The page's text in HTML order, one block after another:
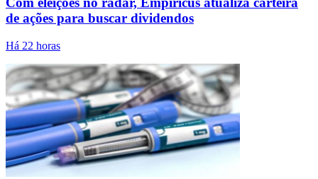
de ações para buscar dividendos
Há 22 horas